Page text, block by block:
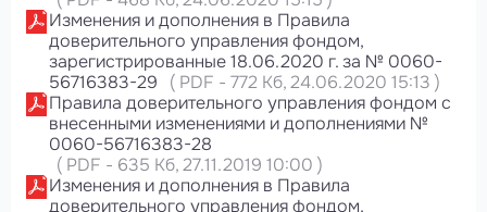
Изменения и дополнения в Правила
доверительного управления фондом,
зарегистрированные 18.06.2020 г. за № 0060-
56716383-29
( PDF - 772 Кб, 24.06.2020 15:13 )
Правила доверительного управления фондом с
внесенными изменениями и дополнениями №
0060-56716383-28
( PDF - 635 Кб, 27.11.2019 10:00 )
Изменения и дополнения в Правила
доверительного управления фондом,